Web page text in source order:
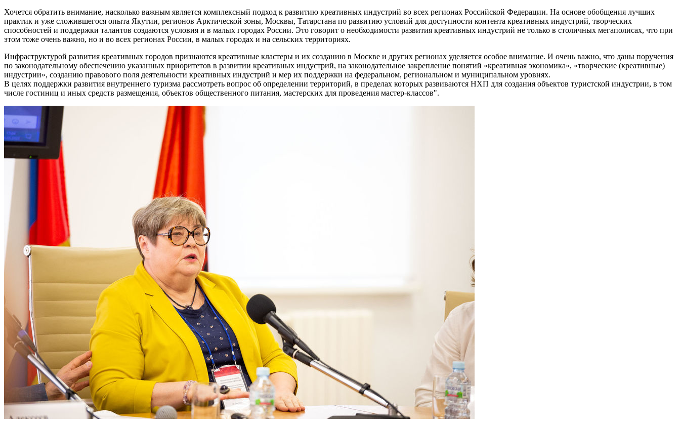
Хочется обратить внимание, насколько важным является комплексный подход к развитию креативных индустрий во всех регионах Российской Федерации. На основе обобщения лучших
практик и уже сложившегося опыта Якутии, регионов Арктической зоны, Москвы, Татарстана по развитию условий для доступности контента креативных индустрий, творческих
способностей и поддержки талантов создаются условия и в малых городах России. Это говорит о необходимости развития креативных индустрий не только в столичных мегаполисах, что при
этом тоже очень важно, но и во всех регионах России, в малых городах и на сельских территориях.
Инфраструктурой развития креативных городов признаются креативные кластеры и их созданию в Москве и других регионах уделяется особое внимание. И очень важно, что даны поручения
по законодательному обеспечению указанных приоритетов в развитии креативных индустрий, на законодательное закрепление понятий «креативная экономика», «творческие (креативные)
индустрии», созданию правового поля деятельности креативных индустрий и мер их поддержки на федеральном, региональном и муниципальном уровнях.
В целях поддержки развития внутреннего туризма рассмотреть вопрос об определении территорий, в пределах которых развиваются НХП для создания объектов туристской индустрии, в том
числе гостиниц и иных средств размещения, объектов общественного питания, мастерских для проведения мастер-классов".